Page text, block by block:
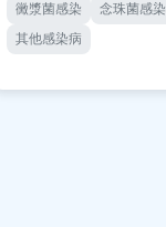
黴漿菌感染 念珠菌感染
其他感染病